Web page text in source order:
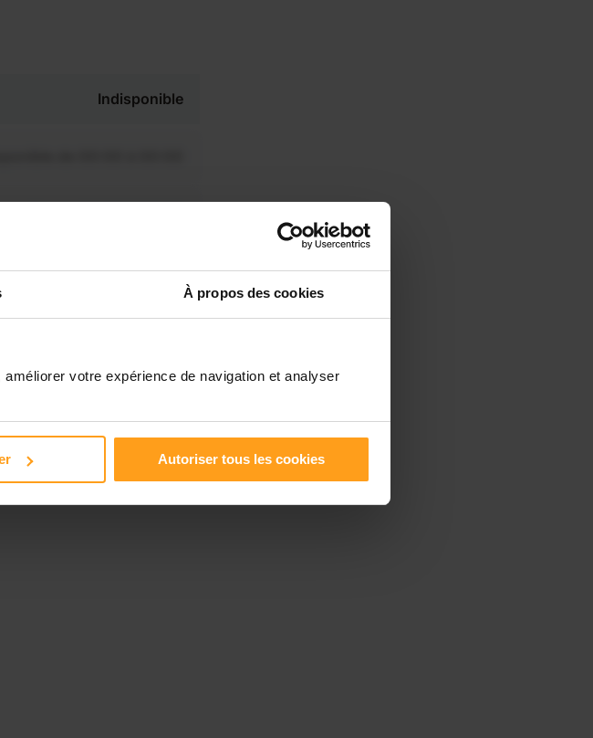
À propos des cookies
votre expérience de navigation et analyser
Autoriser tous les cookies
Indisponible
de 00:00 à 00:00
de 00:00 à 00:00
de 00:00 à 00:00